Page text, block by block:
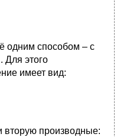
способом – с
Для этого
имеет вид:
производные: